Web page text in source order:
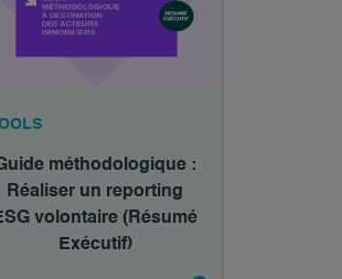
méthodologique :
Réaliser un reporting
volontaire (Résumé
Exécutif)